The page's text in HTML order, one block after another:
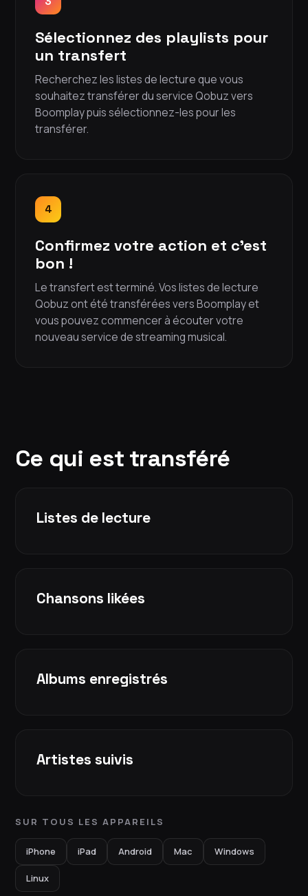
Sélectionnez des playlists pour
un transfert
Recherchez les listes de lecture que vous
souhaitez transférer du service Qobuz vers
Boomplay puis sélectionnez-les pour les
transférer.
4
Confirmez votre action et c'est
bon !
Le transfert est terminé. Vos listes de lecture
Qobuz ont été transférées vers Boomplay et
vous pouvez commencer à écouter votre
nouveau service de streaming musical.
Ce qui est transféré
Listes de lecture
Chansons likées
Albums enregistrés
Artistes suivis
SUR TOUS LES APPAREILS
iPhone iPad Android Mac Windows
Linux